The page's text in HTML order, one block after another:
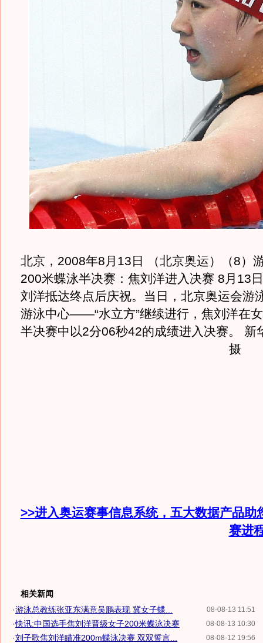
北京，2008年8月13日 （北京奥运）（8
200米蝶泳半决赛：焦刘洋进入决赛 8月13
刘洋抵达终点后庆祝。当日，北京奥运会游
游泳中心——“水立方”继续进行，焦刘洋在
半决赛中以2分06秒42的成绩进入决赛。 新
摄
>>进入奥运赛事信息系统，五大数据产品助
赛进
相关新闻
08-08-13 11:51
·游泳总教练张亚东满意吴鹏表现 冀女子蝶...
08-08-13 10:30
·快讯:中国选手焦刘洋晋级女子200米蝶泳决赛
08-08-12 19:56
·刘子歌焦刘洋瞄准200m蝶泳决赛 双双誓言...